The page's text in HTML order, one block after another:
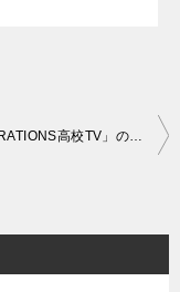
「GENERATIONS高校TV」の放送局と動画見逃し配信について